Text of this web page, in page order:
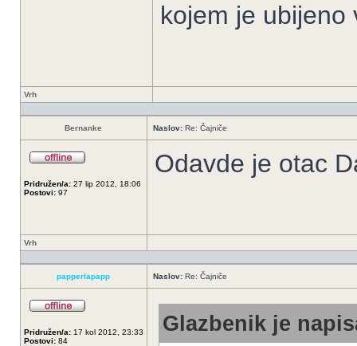
kojem je ubijeno
Vrh
Bernanke Naslov: Re: Čajniče
Pridružen/a: 27 lip 2012, 18:06
Postovi: 97
Odavde je otac
Vrh
papperlapapp Naslov: Re: Čajniče
Pridružen/a: 17 kol 2012, 23:33
Postovi: 84
Glazbenik je